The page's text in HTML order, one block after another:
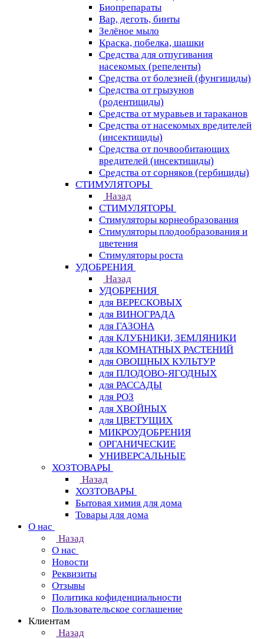
Биопрепараты
Вар, деготь, бинты
Зелёное мыло
Краска, побелка, шашки
Средства для отпугивания
насекомых (репеленты)
Средства от болезней (фунгициды)
Средства от грызунов
(родентициды)
Средства от муравьев и тараканов
Средства от насекомых вредителей
(инсектициды)
Средства от почвообитающих
вредителей (инсектициды)
Средства от сорняков (гербициды)
СТИМУЛЯТОРЫ
Назад
СТИМУЛЯТОРЫ
Стимуляторы корнеобразования
Стимуляторы плодообразования и
цветения
Стимуляторы роста
УДОБРЕНИЯ
Назад
УДОБРЕНИЯ
для ВЕРЕСКОВЫХ
для ВИНОГРАДА
для ГАЗОНА
для КЛУБНИКИ, ЗЕМЛЯНИКИ
для КОМНАТНЫХ РАСТЕНИЙ
для ОВОЩНЫХ КУЛЬТУР
для ПЛОДОВО-ЯГОДНЫХ
для РАССАДЫ
для РОЗ
для ХВОЙНЫХ
для ЦВЕТУЩИХ
МИКРОУДОБРЕНИЯ
ОРГАНИЧЕСКИЕ
УНИВЕРСАЛЬНЫЕ
ХОЗТОВАРЫ
Назад
ХОЗТОВАРЫ
Бытовая химия для дома
Товары для дома
О нас
Назад
О нас
Новости
Реквизиты
Отзывы
Политика кофиденциальности
Пользовательское соглашение
Клиентам
Назад